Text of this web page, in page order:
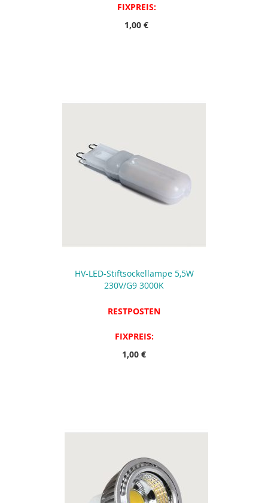
FIXPREIS:
1,00 €
HV-LED-Stiftsockellampe 5,5W
230V/G9 3000K
RESTPOSTEN
FIXPREIS:
1,00 €